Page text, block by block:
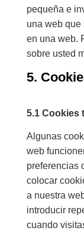
pequeña e
una web que
en una web.
sobre usted
5.
5.1 Cookies
Algunas
web
preferencias
colocar
a nuestra
introducir
cuando